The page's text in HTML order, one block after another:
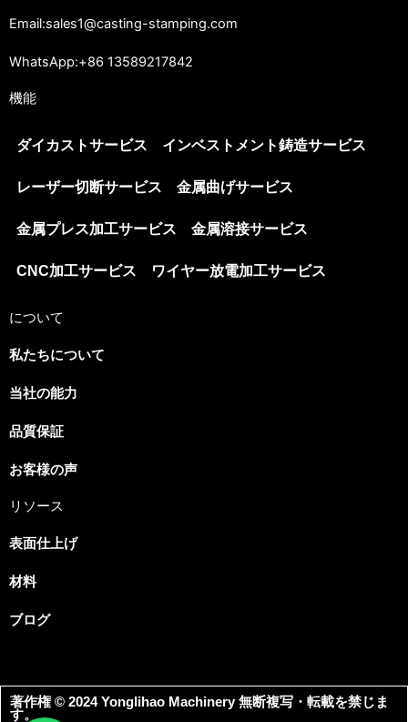
Email:sales1@casting-stamping.com
WhatsApp:+86 13589217842
機能
ダイカストサービス インベストメント鋳造サービス
レーザー切断サービス 金属曲げサービス
金属プレス加工サービス 金属溶接サービス
CNC加工サービス ワイヤー放電加工サービス
について
私たちについて
当社の能力
品質保証
お客様の声
リソース
表面仕上げ
材料
ブログ
著作権 © 2024 Yonglihao Machinery 無断複写・転載を禁じま
す。
Arabic